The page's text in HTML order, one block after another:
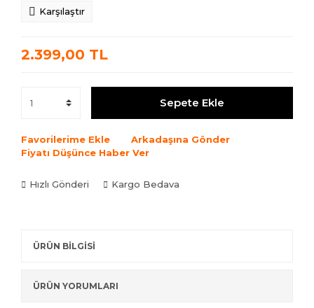
Karşılaştır
2.399,00 TL
Sepete Ekle
Favorilerime Ekle
Arkadaşına Gönder
Fiyatı Düşünce Haber Ver
Hızlı Gönderi Kargo Bedava
ÜRÜN BİLGİSİ
ÜRÜN YORUMLARI